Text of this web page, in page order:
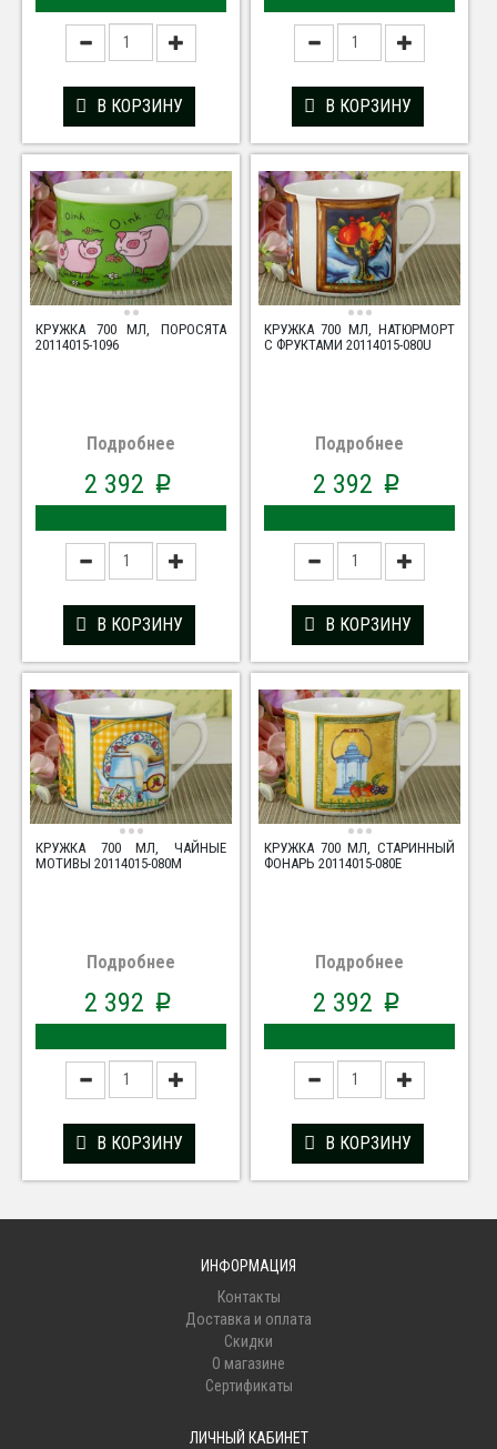
В КОРЗИНУ В КОРЗИНУ
КРУЖКА 700 МЛ, ПОРОСЯТА
20114015-1096
Подробнее
2 392 p
В КОРЗИНУ
КРУЖКА 700 МЛ, НАТЮРМОРТ
С ФРУКТАМИ 20114015-080U
Подробнее
2 392 p
В КОРЗИНУ
КРУЖКА 700 МЛ, ЧАЙНЫЕ
МОТИВЫ 20114015-080M
Подробнее
2 392 p
В КОРЗИНУ
КРУЖКА 700 МЛ, СТАРИННЫЙ
ФОНАРЬ 20114015-080E
Подробнее
2 392 p
В КОРЗИНУ
ИНФОРМАЦИЯ
Контакты
Доставка и оплата
Скидки
О магазине
Сертификаты
ЛИЧНЫЙ КАБИНЕТ